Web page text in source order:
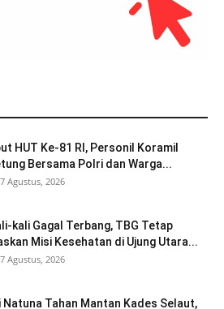
HUT Ke-81 RI, Personil Koramil
Bersama Polri dan Warga...
Agustus, 2026
kali Gagal Terbang, TBG Tetap
Misi Kesehatan di Ujung Utara...
Agustus, 2026
Natuna Tahan Mantan Kades Selaut,